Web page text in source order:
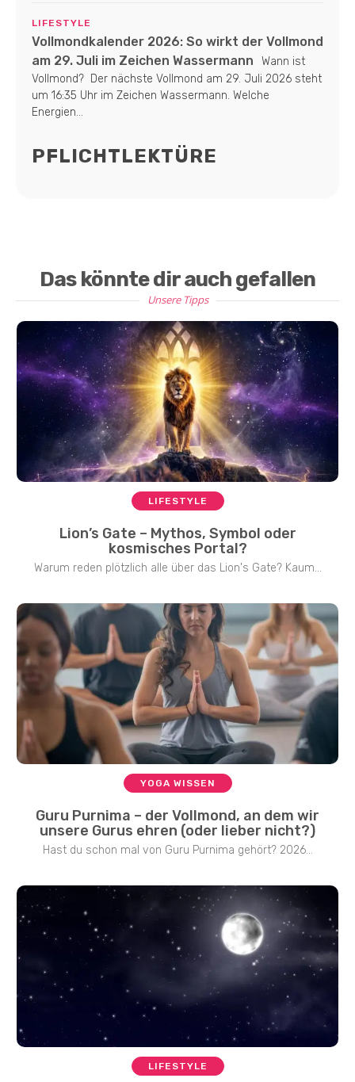
LIFESTYLE
Vollmondkalender 2026: So wirkt der Vollmond
am 29. Juli im Zeichen Wassermann
Wann ist
Vollmond? Der nächste Vollmond am 29. Juli 2026 steht
um 16:35 Uhr im Zeichen Wassermann. Welche
Energien...
PFLICHTLEKTÜRE
Das könnte dir auch gefallen
Unsere Tipps
LIFESTYLE
Lion’s Gate – Mythos, Symbol oder
kosmisches Portal?
Warum reden plötzlich alle über das Lion's Gate? Kaum...
YOGA WISSEN
Guru Purnima – der Vollmond, an dem wir
unsere Gurus ehren (oder lieber nicht?)
Hast du schon mal von Guru Purnima gehört? 2026...
LIFESTYLE